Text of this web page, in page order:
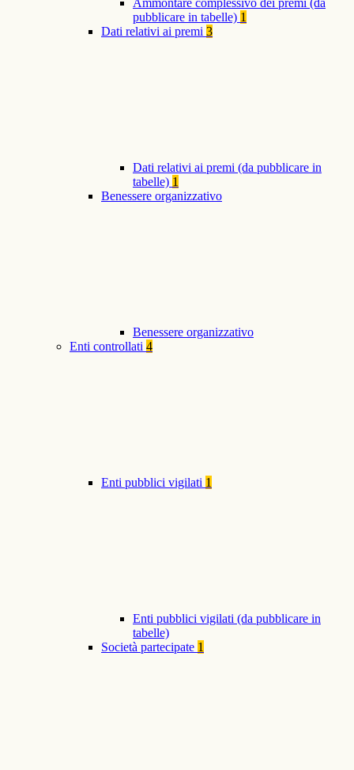
Ammontare complessivo dei premi (da
pubblicare in tabelle) 1
Dati relativi ai premi 3
Dati relativi ai premi (da pubblicare in
tabelle) 1
Benessere organizzativo
Benessere organizzativo
Enti controllati 4
Enti pubblici vigilati 1
Enti pubblici vigilati (da pubblicare in
tabelle)
Società partecipate 1